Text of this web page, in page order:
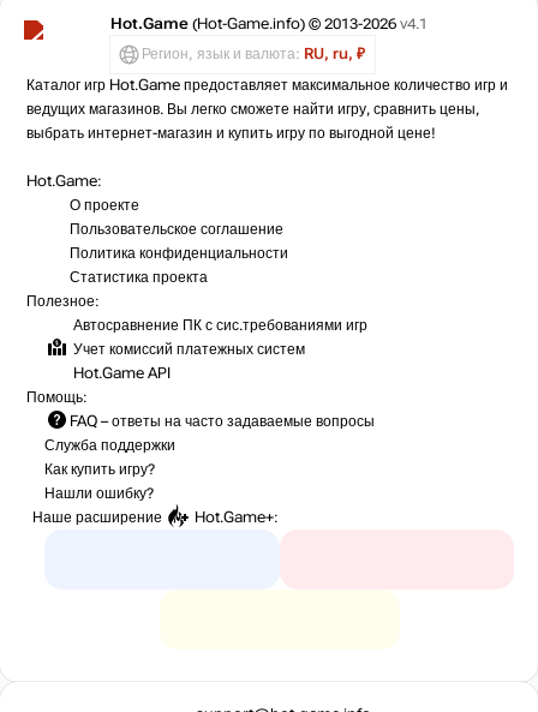
Hot.Game (Hot-Game.info) © 2013-2026 v4.1
Регион, язык и валюта: RU, ru, ₽
Каталог игр Hot.Game предоставляет максимальное количество игр и
ведущих магазинов. Вы легко сможете найти игру, сравнить цены,
выбрать интернет-магазин и купить игру по выгодной цене!
Hot.Game:
О проекте
Пользовательское соглашение
Политика конфиденциальности
Статистика проекта
Полезное:
Автосравнение ПК с сис.требованиями игр
Учет комиссий платежных систем
Hot.Game API
Помощь:
FAQ – ответы на часто задаваемые вопросы
Служба поддержки
Как купить игру?
Нашли ошибку?
Наше расширение
Hot.Game+: